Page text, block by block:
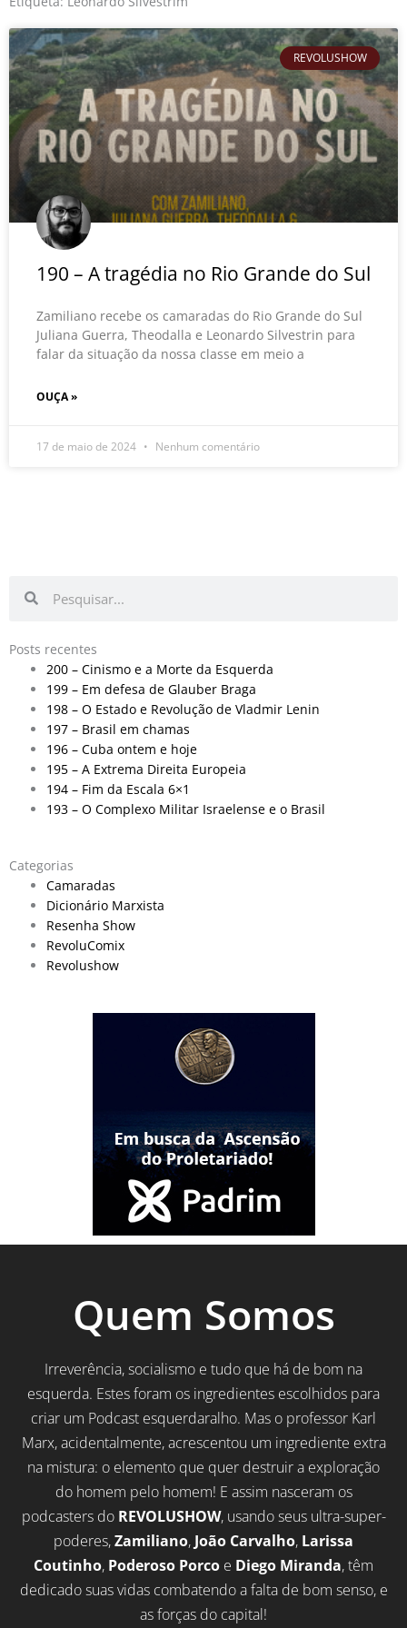
REVOLUSHOW
190 – A tragédia no Rio Grande do Sul
Zamiliano recebe os camaradas do Rio Grande do Sul
Juliana Guerra, Theodalla e Leonardo Silvestrin para
falar da situação da nossa classe em meio a
OUÇA »
17 de maio de 2024 Nenhum comentário
Posts recentes
200 – Cinismo e a Morte da Esquerda
199 – Em defesa de Glauber Braga
198 – O Estado e Revolução de Vladmir Lenin
197 – Brasil em chamas
196 – Cuba ontem e hoje
195 – A Extrema Direita Europeia
194 – Fim da Escala 6×1
193 – O Complexo Militar Israelense e o Brasil
Categorias
Camaradas
Dicionário Marxista
Resenha Show
RevoluComix
Revolushow
Quem Somos
Irreverência, socialismo e tudo que há de bom na
esquerda. Estes foram os ingredientes escolhidos para
criar um Podcast esquerdaralho. Mas o professor Karl
Marx, acidentalmente, acrescentou um ingrediente extra
na mistura: o elemento que quer destruir a exploração
do homem pelo homem! E assim nasceram os
podcasters do REVOLUSHOW, usando seus ultra-super-
poderes,Zamiliano, João Carvalho, Larissa
Coutinho, Poderoso Porco e Diego Miranda, têm
dedicado suas vidas combatendo a falta de bom senso, e
as forças do capital!